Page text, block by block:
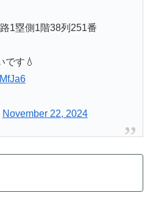
1塁側1階38列251番
です💧
November 22, 2024